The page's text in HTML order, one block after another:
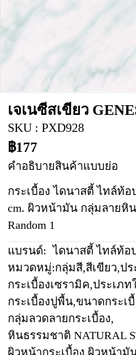
เจเนซีสเขียว
SKU : PXD928
฿177
คำอธิบายสินค้าแบบย่อ
กระเบื้อง ไดนาสตี้ ไทล์ท้อ
cm. ผิวหน้ามัน กลุ่มลายหิ
Random 1
แบรนด์: ไดนาสตี้ ไทล์ท้อป
หมวดหมู่:กลุ่มสี,สีเขียว,ปร
กระเบื้องเซรามิค,ประเภท
กระเบื้องปูพื้น,ขนาดกระเ
กลุ่มลวดลายกระเบื้อง,
หินธรรมชาติ NATURAL
ผิวหน้ากระเบื้อง,ผิวหน้ามั